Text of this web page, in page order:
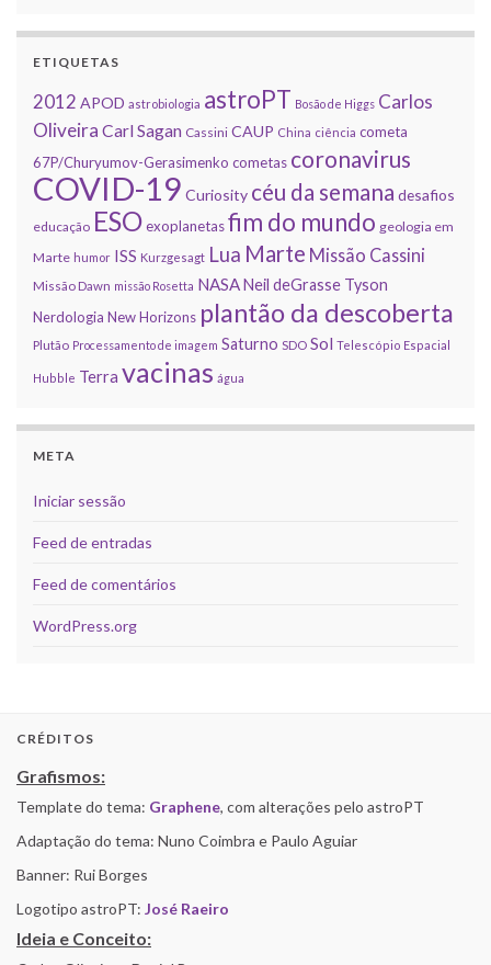
ETIQUETAS
2012 APOD astrobiologia astroPT Bosão de Higgs Carlos
Oliveira Carl Sagan Cassini CAUP China ciência cometa
67P/Churyumov-Gerasimenko cometas coronavirus
COVID-19 Curiosity céu da semana desafios
educação ESOexoplanetasfim do mundo geologia em
Marte humor ISS Kurzgesagt Lua Marte Missão Cassini
Missão Dawn missão Rosetta NASANeil deGrasse Tyson
Nerdologia New Horizons plantão da descoberta
Plutão Processamento de imagem Saturno SDO Sol Telescópio Espacial
Hubble Terra vacinas água
META
Iniciar sessão
Feed de entradas
Feed de comentários
WordPress.org
CRÉDITOS
Grafismos:
Template do tema: Graphene, com alterações pelo astroPT
Adaptação do tema: Nuno Coimbra e Paulo Aguiar
Banner: Rui Borges
Logotipo astroPT: José Raeiro
Ideia e Conceito: